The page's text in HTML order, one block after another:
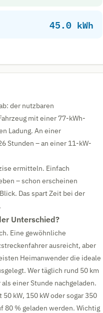
45.0 kWh
der nutzbaren
mit einer 77-kWh-
Ladung. An einer
Stunden – an einer 11-kW-
ermitteln. Einfach
– schon erscheinen
Das spart Zeit bei der
Unterschied?
Eine gewöhnliche
ausreicht, aber
Heimanwender die ideale
Wer täglich rund 50 km
einer Stunde nachgeladen.
kW, 150 kW oder sogar 350
80 % geladen werden. Wichtig